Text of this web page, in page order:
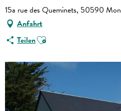
15a rue des Queminets, 50590
Anfahrt
TeilenAjouter aux favoris